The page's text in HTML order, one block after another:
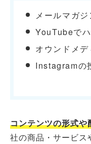
メールマガ
YouTubeで
オウンドメ
Instagramの
コンテンツの形式や
社の商品・サービス